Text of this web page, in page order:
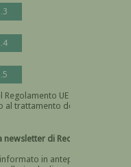
UE n.
dei
Devi dare il consenso
di Recta
in anteprima